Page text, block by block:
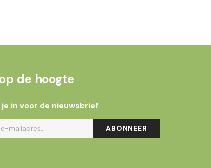
de hoogte
in voor de nieuwsbrief
ABONNEER